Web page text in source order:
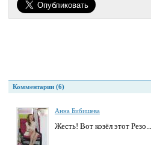
Комментарии (6)
Анна Бибишева
Жесть! Вот козёл этот